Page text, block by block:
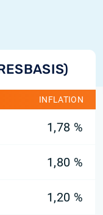
INFLATION
1,78 %
1,80 %
1,20 %